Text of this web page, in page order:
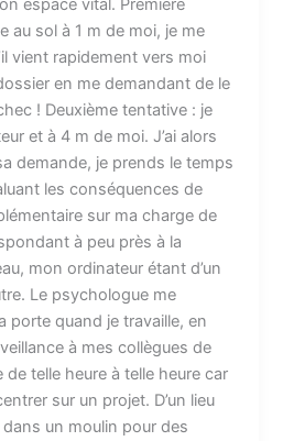
espace vital. Première
au sol à 1 m de moi, je me
vient rapidement vers moi
en me demandant de le
! Deuxième tentative : je
et à 4 m de moi. J’ai alors
demande, je prends le temps
les conséquences de
sur ma charge de
à peu près à la
mon ordinateur étant d’un
Le psychologue me
porte quand je travaille, en
à mes collègues de
telle heure à telle heure car
sur un projet. D’un lieu
un moulin pour des